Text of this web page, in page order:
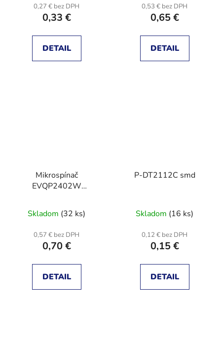
0,27 € bez DPH
0,33 €
DETAIL
0,53 € bez DPH
0,65 €
DETAIL
Mikrospínač
EVQP2402W
Skladom (32 ks)
0,57 € bez DPH
0,70 €
DETAIL
P-DT2112C smd
Skladom (16 ks)
0,12 € bez DPH
0,15 €
DETAIL